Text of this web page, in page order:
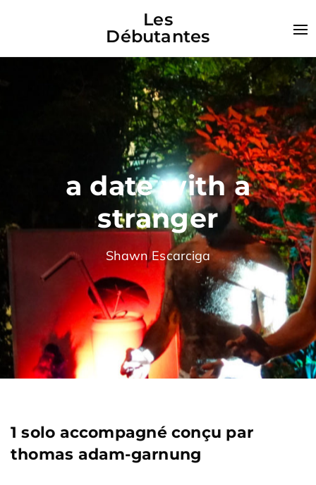
Les
Débutantes
a date with a
stranger
Shawn Escarciga
1 solo accompagné conçu par
thomas adam-garnung